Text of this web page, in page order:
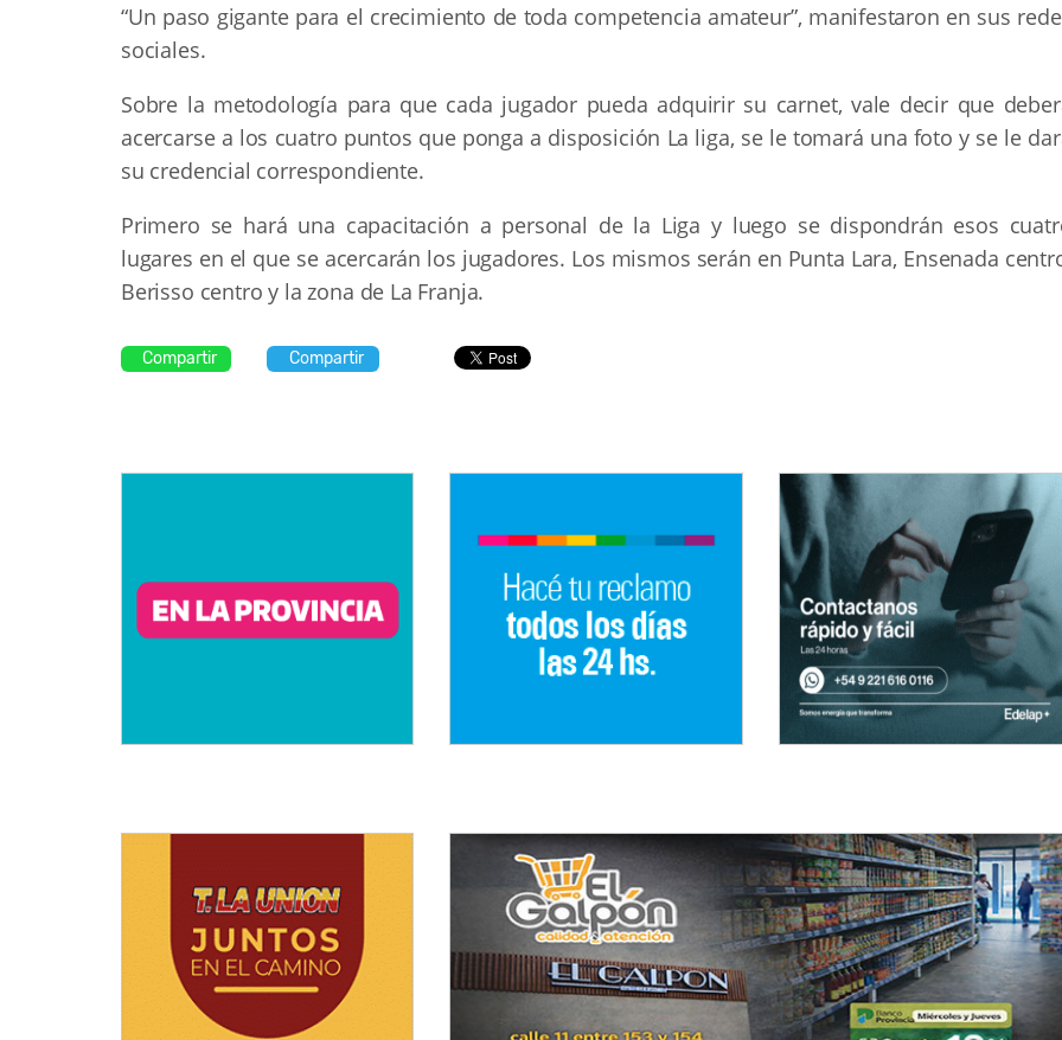
“Un paso gigante para el crecimiento de toda competencia amateur”, manifestaron en sus
sociales.
Sobre la metodología para que cada jugador pueda adquirir su carnet, vale decir que
acercarse a los cuatro puntos que ponga a disposición La liga, se le tomará una foto y se le
su credencial correspondiente.
Primero se hará una capacitación a personal de la Liga y luego se dispondrán esos
lugares en el que se acercarán los jugadores. Los mismos serán en Punta Lara, Ensenada
Berisso centro y la zona de La Franja.
Compartir Compartir